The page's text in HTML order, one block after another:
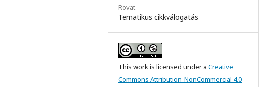
Rovat
Tematikus cikkválogatás
This work is licensed under a Creative
Commons Attribution-NonCommercial 4.0